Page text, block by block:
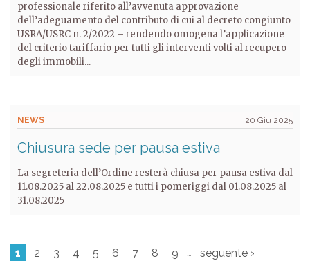
professionale riferito all’avvenuta approvazione
dell’adeguamento del contributo di cui al decreto congiunto
USRA/USRC n. 2/2022 – rendendo omogena l’applicazione
del criterio tariffario per tutti gli interventi volti al recupero
degli immobili...
NEWS 20 Giu 2025
Chiusura sede per pausa estiva
La segreteria dell’Ordine resterà chiusa per pausa estiva dal
11.08.2025 al 22.08.2025 e tutti i pomeriggi dal 01.08.2025 al
31.08.2025
1 2 3 4 5 6 7 8 9 …
seguente ›